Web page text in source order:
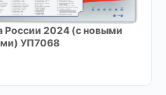
России 2024 (с новыми
УП7068